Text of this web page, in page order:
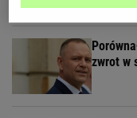
zwrot w